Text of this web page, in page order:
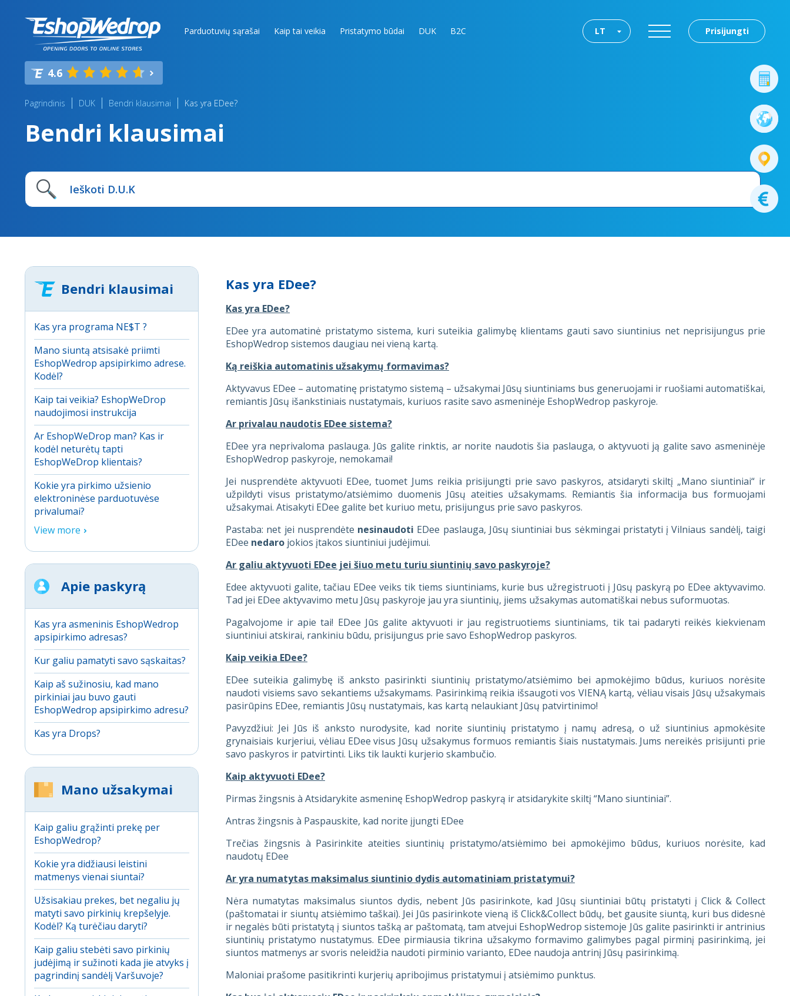
Parduotuvių sąrašai Kaip tai veikia Pristatymo būdai DUK B2C Prisijungti
LT
4.6
Pagrindinis DUK Bendri klausimai Kas yra EDee?
Bendri klausimai
Kas yra EDee?
Kas yra EDee?
EDee yra automatinė pristatymo sistema, kuri suteikia galimybę klientams gauti savo siuntinius net neprisijungus prie
EshopWedrop sistemos daugiau nei vieną kartą.
Ką reiškia automatinis užsakymų formavimas?
Aktyvavus EDee – automatinę pristatymo sistemą – užsakymai Jūsų siuntiniams bus generuojami ir ruošiami automatiškai,
remiantis Jūsų išankstiniais nustatymais, kuriuos rasite savo asmeninėje EshopWedrop paskyroje.
Ar privalau naudotis EDee sistema?
EDee yra neprivaloma paslauga. Jūs galite rinktis, ar norite naudotis šia paslauga, o aktyvuoti ją galite savo asmeninėje
EshopWedrop paskyroje, nemokamai!
Jei nusprendėte aktyvuoti EDee, tuomet Jums reikia prisijungti prie savo paskyros, atsidaryti skiltį „Mano siuntiniai“ ir
užpildyti visus pristatymo/atsiėmimo duomenis Jūsų ateities užsakymams. Remiantis šia informacija bus formuojami
užsakymai. Atisakyti EDee galite bet kuriuo metu, prisijungus prie savo paskyros.
Pastaba: net jei nusprendėte nesinaudoti EDee paslauga, Jūsų siuntiniai bus sėkmingai pristatyti į Vilniaus sandėlį, taigi
EDee nedaro jokios įtakos siuntiniui judėjimui.
Ar galiu aktyvuoti EDee jei šiuo metu turiu siuntinių savo paskyroje?
Edee aktyvuoti galite, tačiau EDee veiks tik tiems siuntiniams, kurie bus užregistruoti į Jūsų paskyrą po EDee aktyvavimo.
Tad jei EDee aktyvavimo metu Jūsų paskyroje jau yra siuntinių, jiems užsakymas automatiškai nebus suformuotas.
Pagalvojome ir apie tai! EDee Jūs galite aktyvuoti ir jau registruotiems siuntiniams, tik tai padaryti reikės kiekvienam
siuntiniui atskirai, rankiniu būdu, prisijungus prie savo EshopWedrop paskyros.
Kaip veikia EDee?
EDee suteikia galimybę iš anksto pasirinkti siuntinių pristatymo/atsiėmimo bei apmokėjimo būdus, kuriuos norėsite
naudoti visiems savo sekantiems užsakymams. Pasirinkimą reikia išsaugoti vos VIENĄ kartą, vėliau visais Jūsų užsakymais
pasirūpins EDee, remiantis Jūsų nustatymais, kas kartą nelaukiant Jūsų patvirtinimo!
Pavyzdžiui: Jei Jūs iš anksto nurodysite, kad norite siuntinių pristatymo į namų adresą, o už siuntinius apmokėsite
grynaisiais kurjeriui, vėliau EDee visus Jūsų užsakymus formuos remiantis šiais nustatymais. Jums nereikės prisijunti prie
savo paskyros ir patvirtinti. Liks tik laukti kurjerio skambučio.
Kaip aktyvuoti EDee?
Pirmas žingsnis à Atsidarykite asmeninę EshopWedrop paskyrą ir atsidarykite skiltį “Mano siuntiniai”.
Antras žingsnis à Paspauskite, kad norite įjungti EDee
Trečias žingsnis à Pasirinkite ateities siuntinių pristatymo/atsiėmimo bei apmokėjimo būdus, kuriuos norėsite, kad
naudotų EDee
Ar yra numatytas maksimalus siuntinio dydis automatiniam pristatymui?
Nėra numatytas maksimalus siuntos dydis, nebent Jūs pasirinkote, kad Jūsų siuntiniai būtų pristatyti į Click & Collect
(paštomatai ir siuntų atsiėmimo taškai). Jei Jūs pasirinkote vieną iš Click&Collect būdų, bet gausite siuntą, kuri bus didesnė
ir negalės būti pristatytą į siuntos tašką ar paštomatą, tam atvejui EshopWedrop sistemoje Jūs galite pasirinkti ir antrinius
siuntinių pristatymo nustatymus. EDee pirmiausia tikrina užsakymo formavimo galimybes pagal pirminį pasirinkimą, jei
siuntos matmenys ar svoris neleidžia naudoti pirminio varianto, EDee naudoja antrinį Jūsų pasirinkimą.
Maloniai prašome pasitikrinti kurjerių apribojimus pristatymui į atsiėmimo punktus.
Bendri klausimai
Kas yra programa NE$T ?
Mano siuntą atsisakė priimti
EshopWedrop apsipirkimo adrese.
Kodėl?
Kaip tai veikia? EshopWeDrop
naudojimosi instrukcija
Ar EshopWeDrop man? Kas ir
kodėl neturėtų tapti
EshopWeDrop klientais?
Kokie yra pirkimo užsienio
elektroninėse parduotuvėse
privalumai?
View more
Apie paskyrą
Kas yra asmeninis EshopWedrop
apsipirkimo adresas?
Kur galiu pamatyti savo sąskaitas?
Kaip aš sužinosiu, kad mano
pirkiniai jau buvo gauti
EshopWedrop apsipirkimo adresu?
Kas yra Drops?
Mano užsakymai
Kaip galiu grąžinti prekę per
EshopWedrop?
Kokie yra didžiausi leistini
matmenys vienai siuntai?
Užsisakiau prekes, bet negaliu jų
matyti savo pirkinių krepšelyje.
Kodėl? Ką turėčiau daryti?
Kaip galiu stebėti savo pirkinių
judėjimą ir sužinoti kada jie atvyks į
pagrindinį sandėlį Varšuvoje?